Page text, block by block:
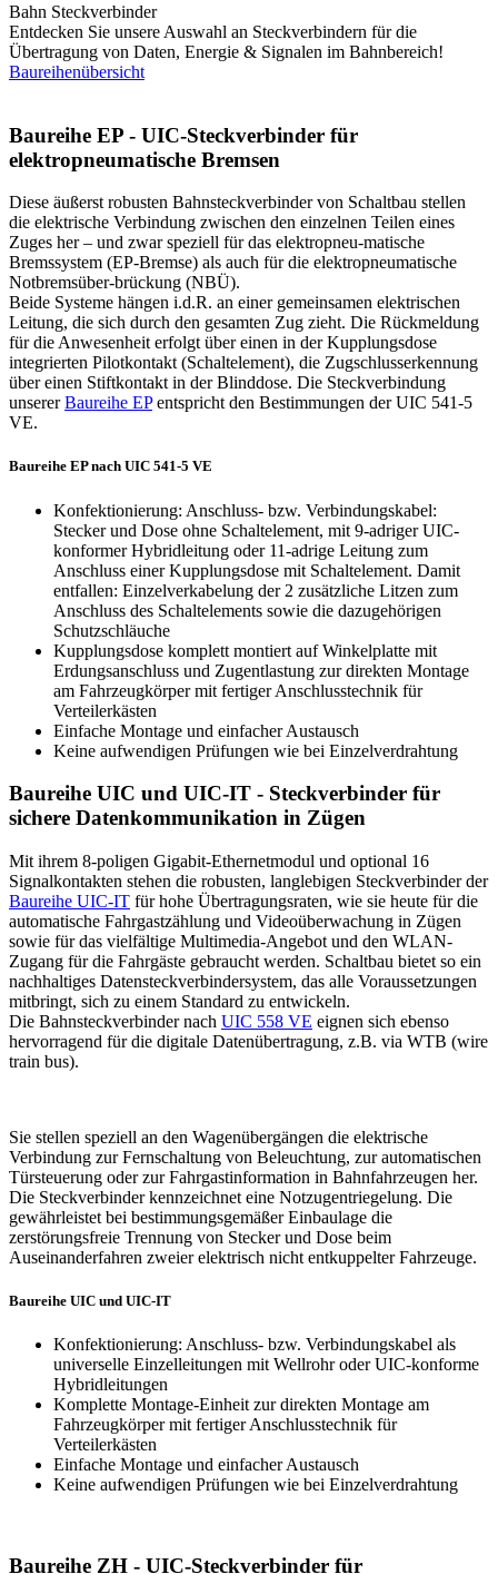
Bahn Steckverbinder
Entdecken Sie unsere Auswahl an Steckverbindern für die
Übertragung von Daten, Energie & Signalen im Bahnbereich!
Baureihenübersicht
Baureihe EP - UIC-Steckverbinder für
elektropneumatische Bremsen
Diese äußerst robusten Bahnsteckverbinder von Schaltbau stellen
die elektrische Verbindung zwischen den einzelnen Teilen eines
Zuges her – und zwar speziell für das elektropneu-matische
Bremssystem (EP-Bremse) als auch für die elektropneumatische
Notbremsüber-brückung (NBÜ).
Beide Systeme hängen i.d.R. an einer gemeinsamen elektrischen
Leitung, die sich durch den gesamten Zug zieht. Die Rückmeldung
für die Anwesenheit erfolgt über einen in der Kupplungsdose
integrierten Pilotkontakt (Schaltelement), die Zugschlusserkennung
über einen Stiftkontakt in der Blinddose. Die Steckverbindung
unsererBaureihe EPentspricht den Bestimmungen derUIC 541-5
VE.
Baureihe EP nach UIC 541-5 VE
Konfektionierung: Anschluss- bzw. Verbindungskabel:
Stecker und Dose ohne Schaltelement, mit 9-adrigerUIC-
konformer Hybridleitung oder 11-adrige Leitung zum
Anschluss einer Kupplungsdose mit Schaltelement. Damit
entfallen: Einzelverkabelung der 2 zusätzliche Litzen zum
Anschluss des Schaltelements sowie die dazugehörigen
Schutzschläuche
Kupplungsdose komplett montiert auf Winkelplatte mit
Erdungsanschluss und Zugentlastung zur direkten Montage
am Fahrzeugkörper mit fertiger Anschlusstechnik für
Verteilerkästen
Einfache Montage und einfacher Austausch
Keine aufwendigen Prüfungen wie bei Einzelverdrahtung
Baureihe UIC und UIC-IT - Steckverbinder für
sichere Datenkommunikation in Zügen
Mit ihrem 8-poligen Gigabit-Ethernetmodul und optional 16
Signalkontakten stehen die robusten, langlebigen Steckverbinder der
Baureihe UIC-IT für hohe Übertragungsraten, wie sie heute für die
automatische Fahrgastzählung und Videoüberwachung in Zügen
sowie für das vielfältige Multimedia-Angebot und den WLAN-
Zugang für die Fahrgäste gebraucht werden. Schaltbau bietet so ein
nachhaltiges Datensteckverbindersystem, das alle Voraussetzungen
mitbringt, sich zu einem Standard zu entwickeln.
Die Bahnsteckverbinder nach UIC 558 VE eignen sich ebenso
hervorragend für die digitale Datenübertragung, z.B. via WTB (wire
train bus).
Sie stellen speziell an den Wagenübergängen die elektrische
Verbindung zur Fernschaltung von Beleuchtung, zur automatischen
Türsteuerung oder zur Fahrgastinformation in Bahnfahrzeugen her.
Die Steckverbinder kennzeichnet eine Notzugentriegelung. Die
gewährleistet bei bestimmungsgemäßer Einbaulage die
zerstörungsfreie Trennung von Stecker und Dose beim
Auseinanderfahren zweier elektrisch nicht entkuppelter Fahrzeuge.
Baureihe UIC und UIC-IT
Konfektionierung: Anschluss- bzw. Verbindungskabel als
universelle Einzelleitungen mit Wellrohr oderUIC-konforme
Hybridleitungen
Komplette Montage-Einheit zur direkten Montage am
Fahrzeugkörper mit fertiger Anschlusstechnik für
Verteilerkästen
Einfache Montage und einfacher Austausch
Keine aufwendigen Prüfungen wie bei Einzelverdrahtung
Baureihe ZH - UIC-Steckverbinder für